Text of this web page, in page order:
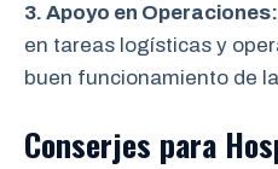
3. Apoyo en Operaciones:
en tareas logísticas y
buen funcionamiento de
Conserjes para